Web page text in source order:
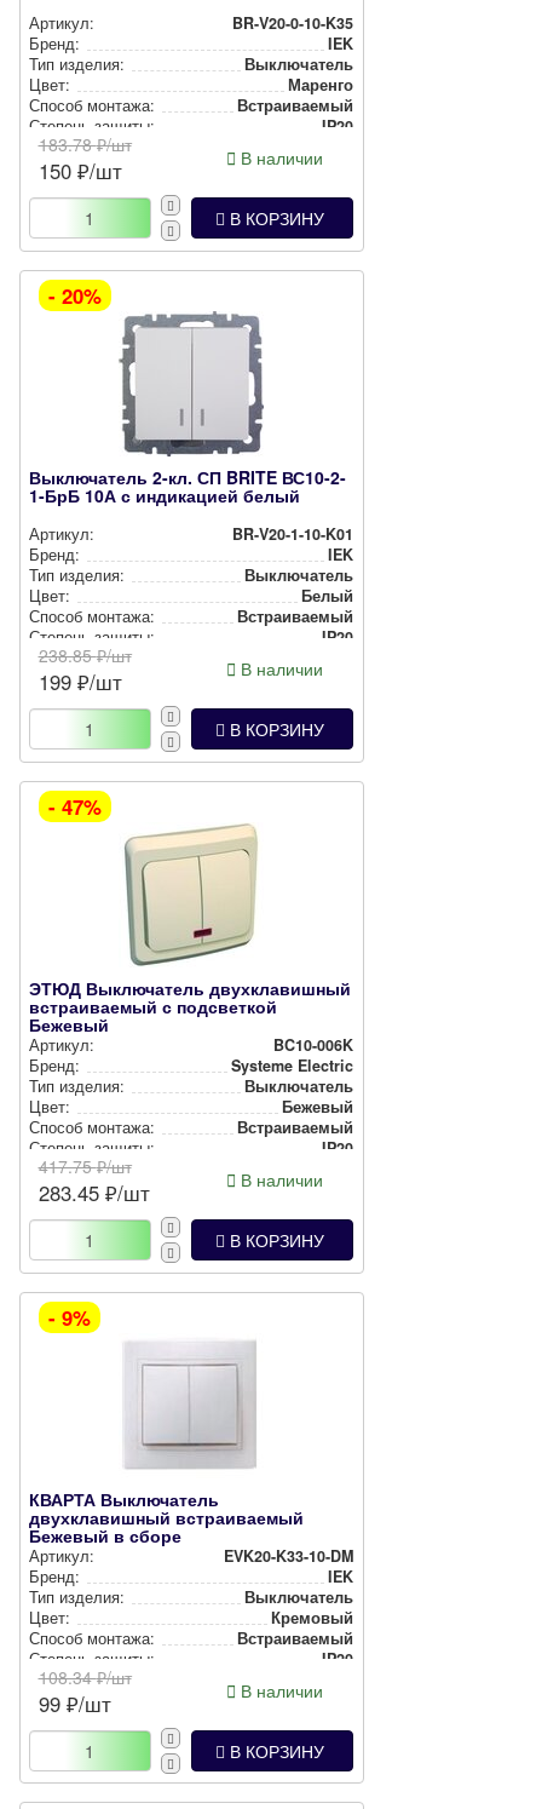
Артикул:
BR-V20-0-10-K35
Бренд:
IEK
Тип изделия:
Вык­лю­ча­тель
Цвет:
Маренго
Способ монтажа:
Встра­ива­емый
Степень защиты:
IP20
183.78₽/шт
150 ₽/шт В наличии
В КОРЗИНУ
- 20%
Выключатель 2-кл. СП BRITE ВС10-2-
1-БрБ 10А с индикацией белый
Артикул:
BR-V20-1-10-K01
Бренд:
IEK
Тип изделия:
Вык­лю­ча­тель
Цвет:
Белый
Способ монтажа:
Встра­ива­емый
Степень защиты:
IP20
238.85₽/шт
199 ₽/шт В наличии
В КОРЗИНУ
- 47%
ЭТЮД Выключатель двухклавишный
встраиваемый с подсветкой
Бежевый
Артикул:
BC10-006K
Бренд:
Systeme Electric
Тип изделия:
Вык­лю­ча­тель
Цвет:
Бежевый
Способ монтажа:
Встра­ива­емый
Степень защиты:
IP20
417.75₽/шт
283.45 ₽/шт В наличии
В КОРЗИНУ
- 9%
КВАРТА Выключатель
двухклавишный встраиваемый
Бежевый в сборе
Артикул:
EVK20-K33-10-DM
Бренд:
IEK
Тип изделия:
Вык­лю­ча­тель
Цвет:
Кремовый
Способ монтажа:
Встра­ива­емый
Степень защиты:
IP20
108.34₽/шт
99 ₽/шт В наличии
В КОРЗИНУ